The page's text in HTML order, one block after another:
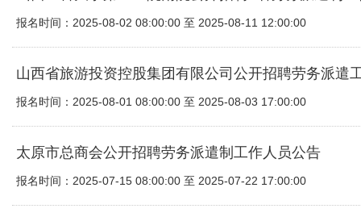
报名时间：2025-08-02 08:00:00 至 2025-08-11 12:00:00
山西省旅游投资控股集团有限公司公开招聘劳务派遣
报名时间：2025-08-01 08:00:00 至 2025-08-03 17:00:00
太原市总商会公开招聘劳务派遣制工作人员公告
报名时间：2025-07-15 08:00:00 至 2025-07-22 17:00:00